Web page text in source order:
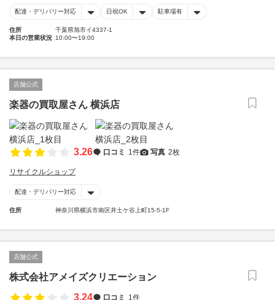
配達・デリバリー対応 日祝OK 駐車場有
住所
千葉県旭市イ4337-1
本日の営業状況 10:00〜19:00
店舗公式
楽器の買取屋さん 横浜店
3.26 口コミ 1件 写真 2枚
リサイクルショップ
配達・デリバリー対応
住所 神奈川県横浜市南区井土ケ谷上町15-5-1F
店舗公式
株式会社アメイズクリエーション
3.24
口コミ 1件